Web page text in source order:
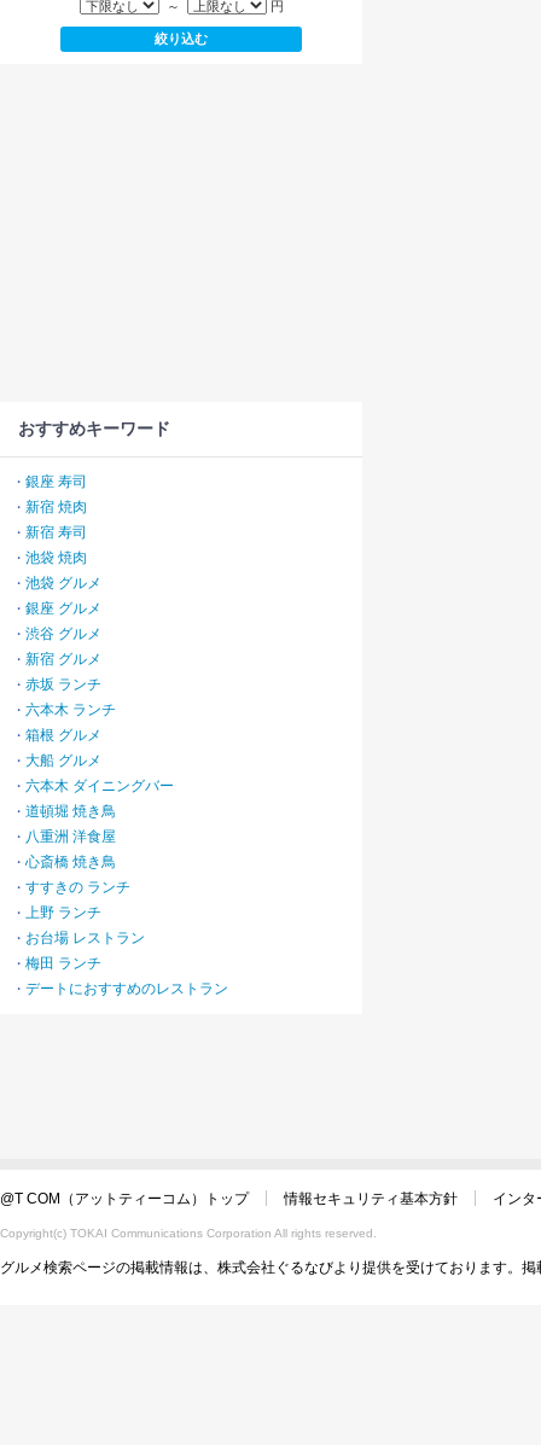
～ 円
おすすめキーワード
・ 銀座 寿司
・ 新宿 焼肉
・ 新宿 寿司
・ 池袋 焼肉
・ 池袋 グルメ
・ 銀座 グルメ
・ 渋谷 グルメ
・ 新宿 グルメ
・ 赤坂 ランチ
・ 六本木 ランチ
・ 箱根 グルメ
・ 大船 グルメ
・ 六本木 ダイニングバー
・ 道頓堀 焼き鳥
・ 八重洲 洋食屋
・ 心斎橋 焼き鳥
・ すすきの ランチ
・ 上野 ランチ
・ お台場 レストラン
・ 梅田 ランチ
・ デートにおすすめのレストラン
@T COM（アットティーコム）トップ 情報セキュリティ基本方針 インタ
Copyright(c) TOKAI Communications Corporation All rights reserved.
グルメ検索ページの掲載情報は、株式会社ぐるなびより提供を受けております。